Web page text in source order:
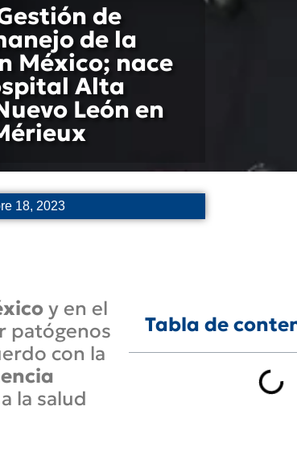
de
de la
México; nace
Alta
León en
18, 2023
y en el
patógenos
con la
la salud
Tabla de